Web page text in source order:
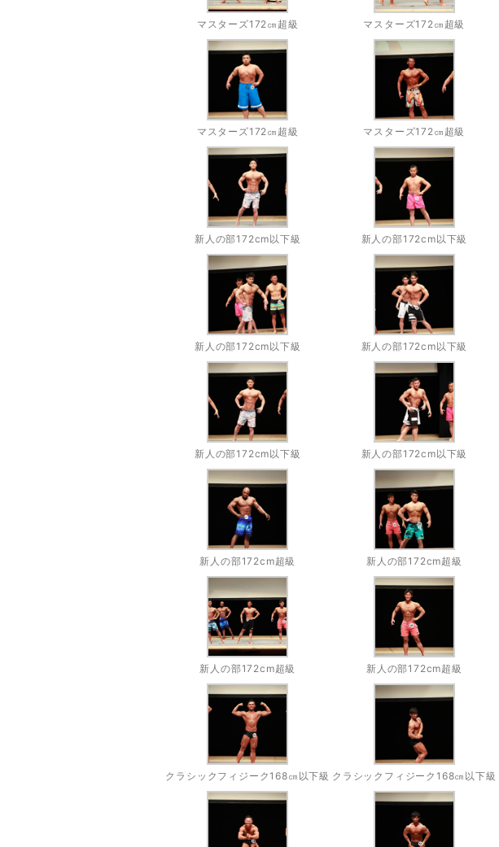
マスターズ172㎝超級 マスターズ172㎝超級
マスターズ172㎝超級 マスターズ172㎝超級
新人の部172cm以下級 新人の部172cm以下級
新人の部172cm以下級 新人の部172cm以下級
新人の部172cm以下級 新人の部172cm以下級
新人の部172cm超級 新人の部172cm超級
新人の部172cm超級 新人の部172cm超級
クラシックフィジーク168㎝以下級 クラシックフィジーク168㎝以下級